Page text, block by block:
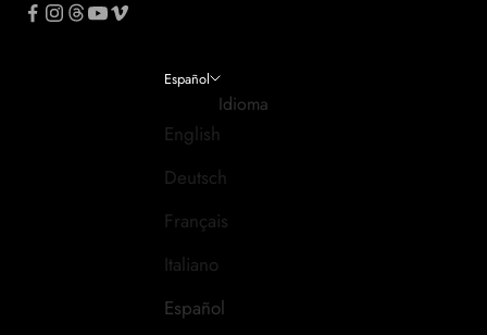
Español
Idioma
English
Deutsch
Français
Italiano
Español